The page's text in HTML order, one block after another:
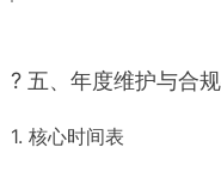
? 五、年度维护与合
1. 核心时间表